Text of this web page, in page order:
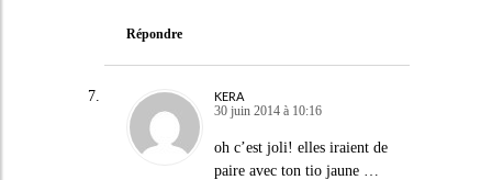
Répondre
KERA
30 juin 2014 à 10:16
oh c’est joli! elles iraient de
paire avec ton tio jaune …